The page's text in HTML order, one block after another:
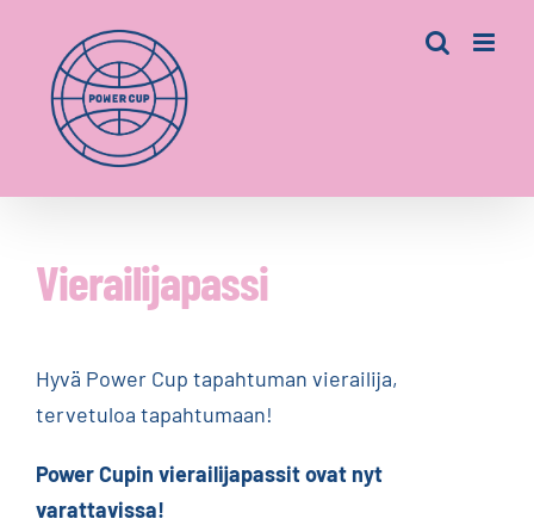
content
Vierailijapassi
Hyvä Power Cup tapahtuman vierailija,
tervetuloa tapahtumaan!
Power Cupin vierailijapassit ovat nyt
varattavissa!